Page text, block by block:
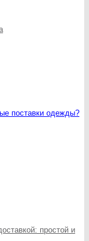
поставки одежды?
простой и